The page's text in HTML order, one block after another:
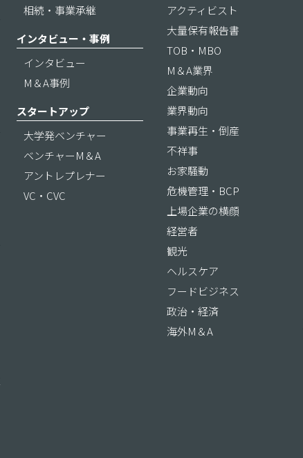
相続・事業承継
インタビュー・事例
インタビュー
M＆A事例
スタートアップ
大学発ベンチャー
ベンチャーM＆A
アントレプレナー
VC・CVC
アクティビスト
大量保有報告書
TOB・MBO
M＆A業界
企業動向
業界動向
事業再生・倒産
不祥事
お家騒動
危機管理・BCP
上場企業の横顔
経営者
観光
ヘルスケア
フードビジネス
政治・経済
海外M＆A